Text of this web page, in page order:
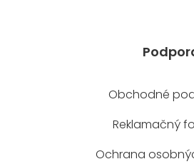
Obchodné
Reklamačný
Ochrana